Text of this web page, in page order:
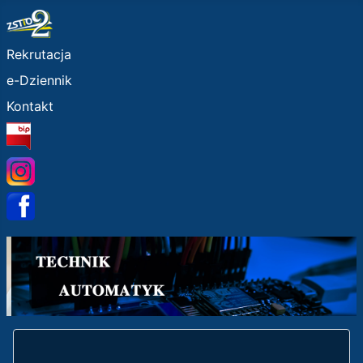
Home
Rekrutacja
e-Dziennik
Kontakt
BIP
Instagram